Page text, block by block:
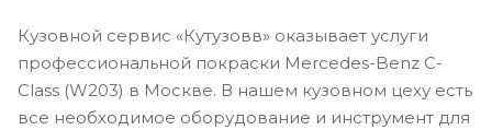
Кузовной сервис «Кутузовв» оказывает услуги
профессиональной покраски Mercedes-Benz C-
Class (W203) в Москве. В нашем кузовном цеху есть
все необходимое оборудование и инструмент для